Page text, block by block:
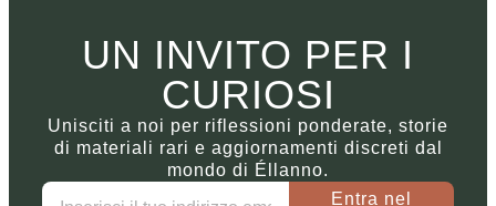
UN INVITO PER I
CURIOSI
Unisciti a noi per riflessioni ponderate, storie
di materiali rari e aggiornamenti discreti dal
mondo di Éllanno.
Entra nel